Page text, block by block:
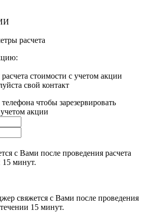
расчета
стоимости с учетом акции
свой контакт
чтобы зарезервировать
акции
с Вами после проведения расчета
15 минут.
свяжется с Вами после проведения
15 минут.